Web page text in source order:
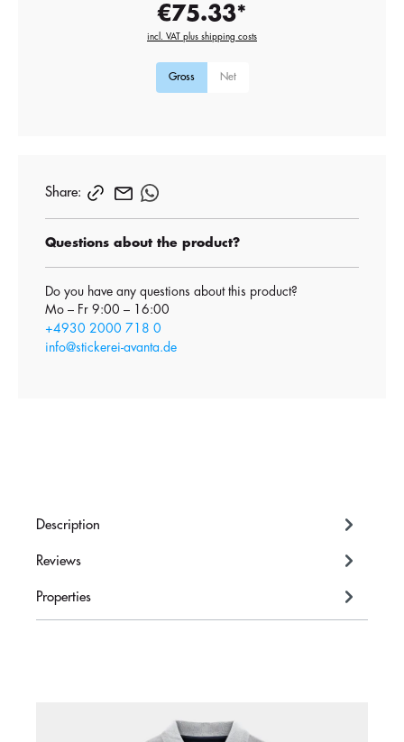
€75.33*
incl. VAT plus shipping costs
Gross Net
Share:
Questions about the product?
Do you have any questions about this product?
Mo – Fr 9:00 – 16:00
+4930 2000 718 0
info@stickerei-avanta.de
Description
Reviews
Properties